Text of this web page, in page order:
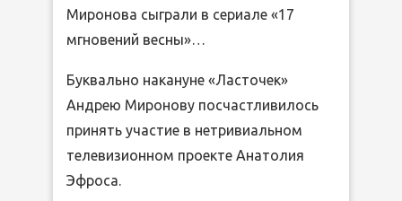
Миронова сыграли в сериале «17
мгновений весны»…
Буквально накануне «Ласточек»
Андрею Миронову посчастливилось
принять участие в нетривиальном
телевизионном проекте Анатолия
Эфроса.